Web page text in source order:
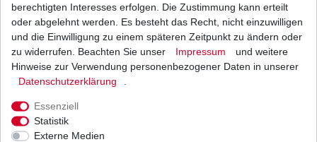
Ab einem Warenwert von
500 Euro versenden wir
die Ware kostenlos zu
Vorkasse
Barzahlung bei Abholung in
53783 Eitorf (
Bitte
unbedingt Termin
berechtigten Interesses erfolgen. Die Zustimmung kann erteilt
oder abgelehnt werden. Es besteht das Recht, nicht einzuwilligen
und die Einwilligung zu einem späteren Zeitpunkt zu ändern oder
zu widerrufen. Beachten Sie unser
Impressum
und weitere
Hinweise zur Verwendung personenbezogener Daten in unserer
Daten­schutz­erklärung
Essenziell
Statistik
Externe Medien